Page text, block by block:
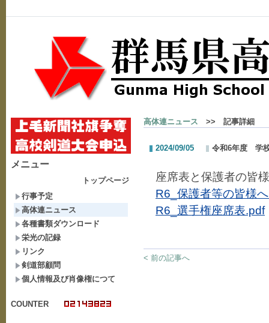
メニュー
トップページ
行事予定
高体連ニュース
各種書類ダウンロード
栄光の記録
リンク
剣道部顧問
個人情報及び肖像権につて
COUNTER
高体連ニュース >> 記事詳細
2024/09/05 令和6年度 学
座席表と保護者の皆
R6_保護者等の皆様
R6_選手権座席表.pdf
< 前の記事へ